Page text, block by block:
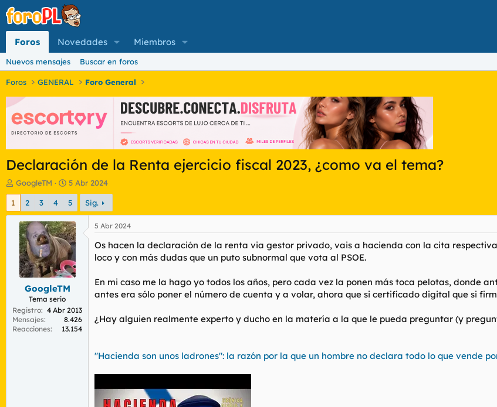
Foros Novedades Miembros
Nuevos mensajes Buscar en foros
Foros GENERAL Foro General
Declaración de la Renta ejercicio fiscal 2023, ¿como va el tema?
I
n
c
a
d
o
d
t
e
m
GoogleTM
F
e
c
h
a
d
e
n
i
c
o
5 Abr 2024
1 2 3 4 5 Sig.
GoogleTM
Tema serio
Registro
4 Abr 2013
Mensajes
8.426
Reacciones
13.154
5 Abr 2024
Os hacen la declaración de la renta via gestor privado, vais a hacienda con la cita
loco y con más dudas que un puto subnormal que vota al PSOE.
En mi caso me la hago yo todos los años, pero cada vez la ponen más toca pelotas, donde
antes era sólo poner el número de cuenta y a volar, ahora que si certificado digital que si
¿Hay alguien realmente experto y ducho en la matería a la que le pueda preguntar (y
"Hacienda son unos ladrones": la razón por la que un hombre no declara todo lo que vende